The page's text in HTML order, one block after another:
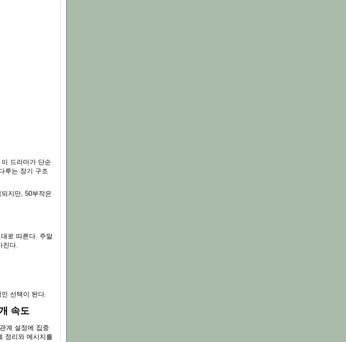
드라마가 단순
루는 장기 구조
지만, 50부작은
로 따른다. 주말
진다.
선택이 된다.
속도
계 설정에 집중
정리와 메시지를